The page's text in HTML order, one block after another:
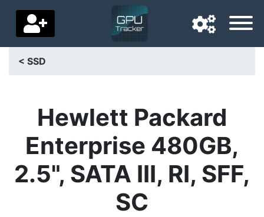
Pays de livraison
Accueil
Baisses de prix
Paramètres
< SSD
Hewlett Packard
Enterprise 480GB,
2.5", SATA III, RI, SFF,
SC